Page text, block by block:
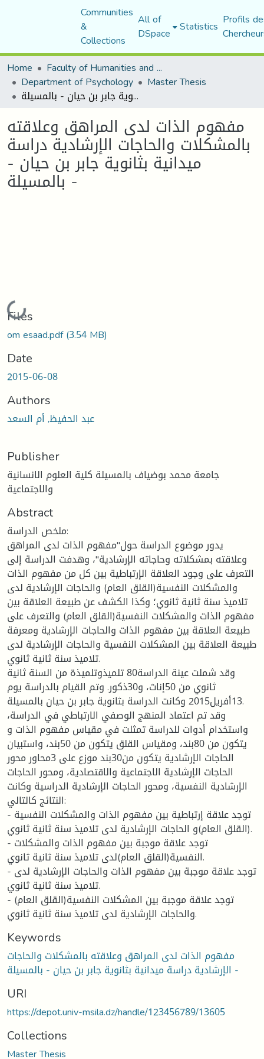
Communities
&
Collections
All of
DSpace Statistics Profils
Home
Faculty of Humanities and Social Sciences
Department of Psychology Master Thesis
مفهوم الذات لدى المراهق وعلاقته بالمشكلات والحاجات الإرشادية دراسة ميدانية بثانوية جابر بن حيان - بالمسيلة -
مفهوم الذات لدى المراهق وعلاقته
بالمشكلات والحاجات الإرشادية دراسة
ميدانية بثانوية جابر بن حيان -
بالمسيلة -
Loading...
Files
om esaad.pdf(3.54 MB)
Date
2015-06-08
Authors
عبد الحفيظ, أم السعد
Publisher
جامعة محمد بوضياف بالمسيلة كلية العلوم الانسانية
والاجتماعية
Abstract
ملخص الدراسة:
يدور موضوع الدراسة حول"مفهوم الذات لدى المراهق
وعلاقته بمشكلاته وحاجاته الإرشادية"، وهدفت الدراسة إلى
التعرف على وجود العلاقة الإرتباطية بين كل من مفهوم الذات
والمشكلات النفسية(القلق العام) والحاجات الإرشادية لدى
تلاميذ سنة ثانية ثانوي؛ وكذا الكشف عن طبيعة العلاقة بين
مفهوم الذات والمشكلات النفسية(القلق العام) والتعرف على
طبيعة العلاقة بين مفهوم الذات والحاجات الإرشادية ومعرفة
طبيعة العلاقة بين المشكلات النفسية والحاجات الإرشادية لدى
تلاميذ سنة ثانية ثانوي.
وقد شملت عينة الدراسة80 تلميذوتلميذة من السنة ثانية
ثانوي من 50إناث، و30ذكور. وتم القيام بالدراسة يوم
13أفريل2015 وكانت الدراسة بثانوية جابر بن حيان بالمسيلة.
وقد تم اعتماد المنهج الوصفي الارتباطي في الدراسة،
واستخدام أدوات للدراسة تمثلت في مقياس مفهوم الذات و
يتكون من 80بند، ومقياس القلق يتكون من 50بند، واستبيان
الحاجات الإرشادية يتكون من30بند موزع على 3محاور محور
الحاجات الإرشادية الاجتماعية والاقتصادية، ومحور الحاجات
الإرشادية النفسية، ومحور الحاجات الإرشادية الدراسية وكانت
النتائج كالتالي:
- توجد علاقة إرتباطية بين مفهوم الذات والمشكلات النفسية
(القلق العام)و الحاجات الإرشادية لدى تلاميذ سنة ثانية ثانوي.
- توجد علاقة موجبة بين مفهوم الذات والمشكلات
النفسية(القلق العام)لدى تلاميذ سنة ثانية ثانوي.
- توجد علاقة موجبة بين مفهوم الذات والحاجات الإرشادية لدى
تلاميذ سنة ثانية ثانوي.
- توجد علاقة موجبة بين المشكلات النفسية(القلق العام)
والحاجات الإرشادية لدى تلاميذ سنة ثانية ثانوي.
Keywords
مفهوم الذات لدى المراهق وعلاقته بالمشكلات والحاجات
الإرشادية دراسة ميدانية بثانوية جابر بن حيان - بالمسيلة -
URI
https://depot.univ-msila.dz/handle/123456789/13605
Collections
Master Thesis